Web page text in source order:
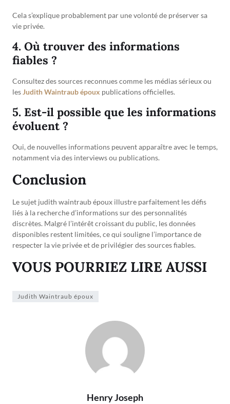
Cela s’explique probablement par une volonté de préserver sa
vie privée.
4. Où trouver des informations
fiables ?
Consultez des sources reconnues comme les médias sérieux ou
les Judith Waintraub époux publications officielles.
5. Est-il possible que les informations
évoluent ?
Oui, de nouvelles informations peuvent apparaître avec le temps,
notamment via des interviews ou publications.
Conclusion
Le sujet judith waintraub époux illustre parfaitement les défis
liés à la recherche d’informations sur des personnalités
discrètes. Malgré l’intérêt croissant du public, les données
disponibles restent limitées, ce qui souligne l’importance de
respecter la vie privée et de privilégier des sources fiables.
VOUS POURRIEZ LIRE AUSSI
Judith Waintraub époux
Henry Joseph